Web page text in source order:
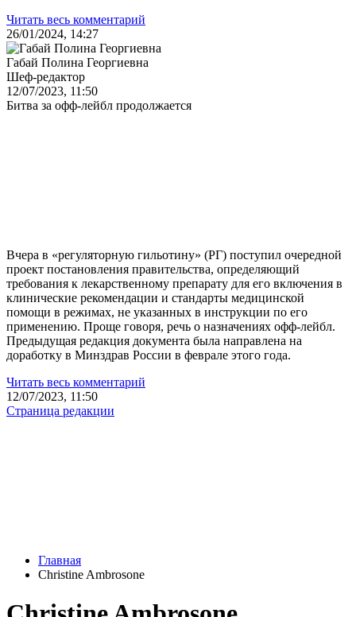
Читать весь комментарий
26/01/2024, 14:27
Габай Полина Георгиевна
Шеф-редактор
12/07/2023, 11:50
Битва за офф-лейбл продолжается
Вчера в «регуляторную гильотину» (РГ) поступил очередной
проект постановления правительства, определяющий
требования к лекарственному препарату для его включения в
клинические рекомендации и стандарты медицинской
помощи в режимах, не указанных в инструкции по его
применению. Проще говоря, речь о назначениях офф-лейбл.
Предыдущая редакция документа была направлена на
доработку в Минздрав России в феврале этого года.
Читать весь комментарий
12/07/2023, 11:50
Страница редакции
Главная
Christine Ambrosone